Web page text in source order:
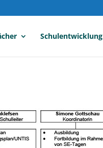
Schulentwicklung